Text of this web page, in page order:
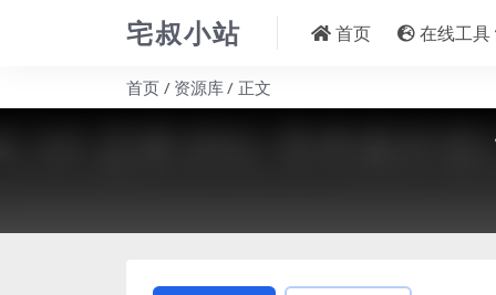
宅叔小站 首页 在线工具
首页 资源库 正文